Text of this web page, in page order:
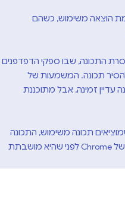
הוצאה משימוש, כשהם
התכונה, שבו ספקי הדפדפנים
תכונה. המשמעות של
עדיין זמינה, אבל מתוכננת
תכונה משימוש, התכונה
בדרך כלל נשארת זמינה בכמה גרסאות של Chrome לפני שהיא מושבתת